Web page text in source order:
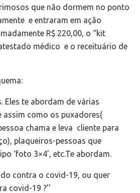
que não dormem no ponto
e entraram em ação
R$ 220,00, o “kit
médico e o receituário de
Eles te abordam de várias
assim como os puxadores(
chama e leva cliente para
plaqueiros-pessoas que
‘foto 3×4’, etc.Te abordam.
contra o covid-19, ou quer
covid-19 ?’’